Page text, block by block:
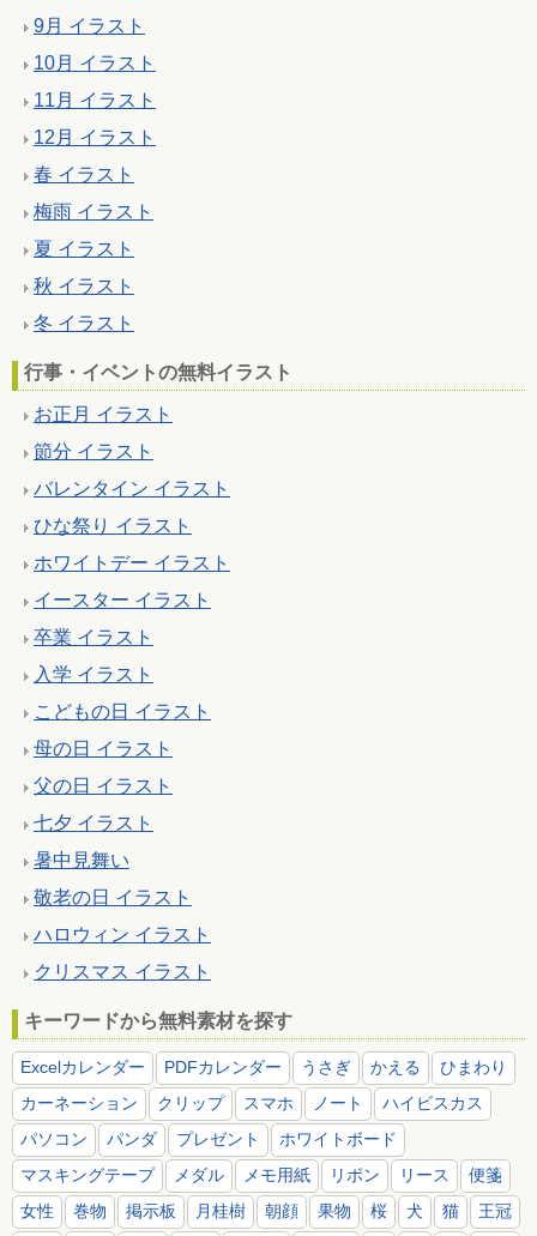
9月 イラスト
10月 イラスト
11月 イラスト
12月 イラスト
春 イラスト
梅雨 イラスト
夏 イラスト
秋 イラスト
冬 イラスト
行事・イベントの無料イラスト
お正月 イラスト
節分 イラスト
バレンタイン イラスト
ひな祭り イラスト
ホワイトデー イラスト
イースター イラスト
卒業 イラスト
入学 イラスト
こどもの日 イラスト
母の日 イラスト
父の日 イラスト
七夕 イラスト
暑中見舞い
敬老の日 イラスト
ハロウィン イラスト
クリスマス イラスト
キーワードから無料素材を探す
Excelカレンダー PDFカレンダー うさぎ かえる
ひまわり
カーネーション
クリップ スマホ ノート
ハイビスカス
パソコン
パンダ プレゼント
ホワイトボード
マスキングテープ
メダル メモ用紙 リボン リース
便箋
女性
巻物 掲示板 月桂樹 朝顔 果物 桜 犬 猫 王冠